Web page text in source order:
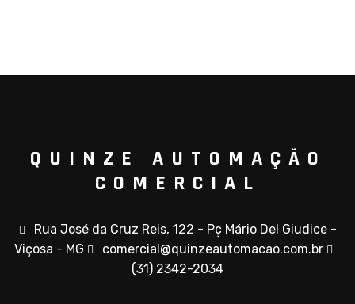
QUINZE AUTOMAÇÃO
COMERCIAL
Rua José da Cruz Reis, 122 - Pç Mário Del Giudice -
Viçosa - MG
comercial@quinzeautomacao.com.br
(31) 2342-2034